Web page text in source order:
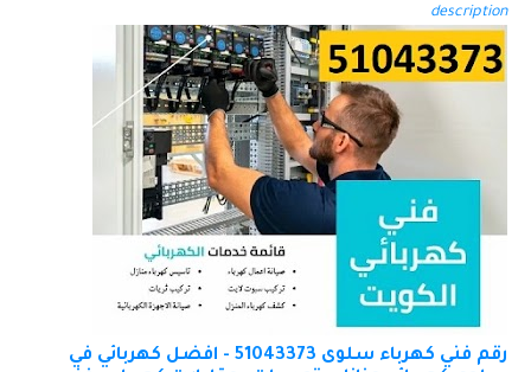
description
رقم فني كهرباء سلوى 51043373 - افضل كهربائي في